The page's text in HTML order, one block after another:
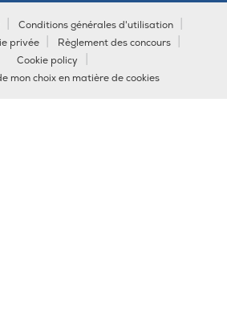
Conditions générales d'utilisation
privée
Règlement des concours
Cookie policy
mon choix en matière de cookies